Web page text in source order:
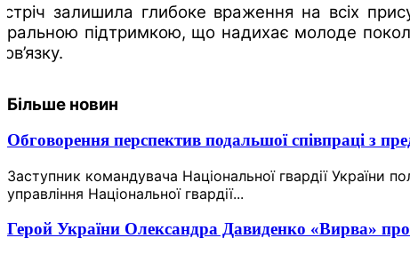
залишила глибоке враження на всіх
підтримкою, що надихає молоде
Більше новин
Обговорення перспектив подальшої співпраці з
Заступник командувача Національної гвардії України
управління Національної гвардії...
Герой України Олександра Давиденко «Вирва»